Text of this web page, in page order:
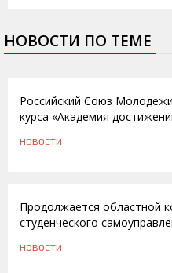
НОВОСТИ ПО ТЕМЕ
Российский Союз
курса «Академия
НОВОСТИ
Продолжается областной
студенческого
НОВОСТИ